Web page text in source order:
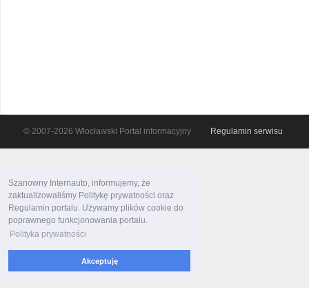
Szanowny Internauto, informujemy, że
zaktualizowaliśmy Politykę prywatności oraz
Regulamin portalu. Używamy plików cookie do
poprawnego funkcjonowania portalu.
Polityka prywatności
Akceptuję
© 2007-2026 Włocławski Portal informacyjny Regulamin serwisu